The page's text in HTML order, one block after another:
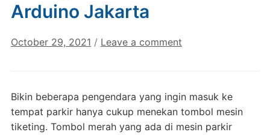
Arduino Jakarta
October 29, 2021 / Leave a comment
Bikin beberapa pengendara yang ingin masuk ke
tempat parkir hanya cukup menekan tombol mesin
tiketing. Tombol merah yang ada di mesin parkir